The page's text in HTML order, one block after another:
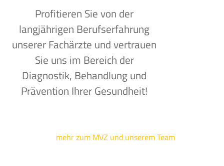
Profitieren Sie von der
langjährigen Berufserfahrung
unserer Fachärzte und vertrauen
Sie uns im Bereich der
Diagnostik, Behandlung und
Prävention Ihrer Gesundheit!
mehr zum MVZ und unserem Team